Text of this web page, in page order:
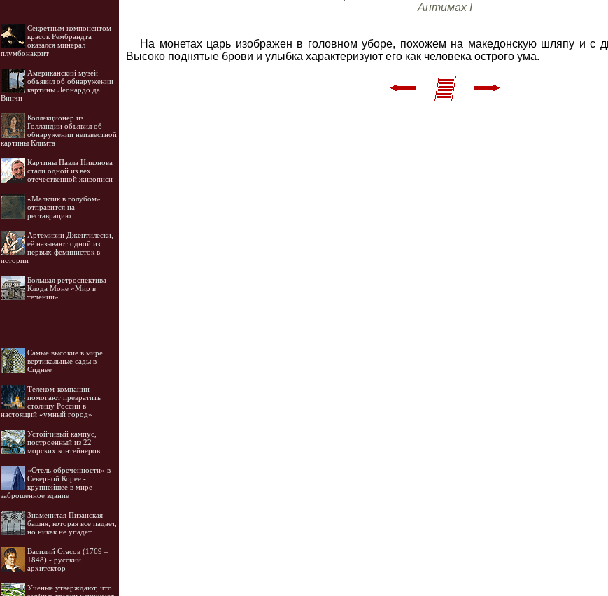
Секретным компонентом
красок Рембрандта
оказался минерал
плумбонакрит
Американский музей
объявил об обнаружении
картины Леонардо да
Винчи
Коллекционер из
Голландии объявил об
обнаружении неизвестной
картины Климта
Картины Павла Никонова
стали одной из вех
отечественной живописи
«Мальчик в голубом»
отправится на
реставрацию
Артемизии Джентилески,
её называют одной из
первых феминисток в
истории
Большая ретроспектива
Клода Моне «Мир в
течении»
Самые высокие в мире
вертикальные сады в
Сиднее
Телеком-компании
помогают превратить
столицу России в
настоящий «умный город»
Устойчивый кампус,
построенный из 22
морских контейнеров
«Отель обреченности» в
Северной Корее -
крупнейшее в мире
заброшенное здание
Знаменитая Пизанская
башня, которая все падает,
но никак не упадет
Василий Стасов (1769 –
1848) - русский
архитектор
Учёные утверждают, что
Антимах I
На монетах царь изображен в головном уборе, похожем на македонскую шляпу и с
Высоко поднятые брови и улыбка характеризуют его как человека острого ума.